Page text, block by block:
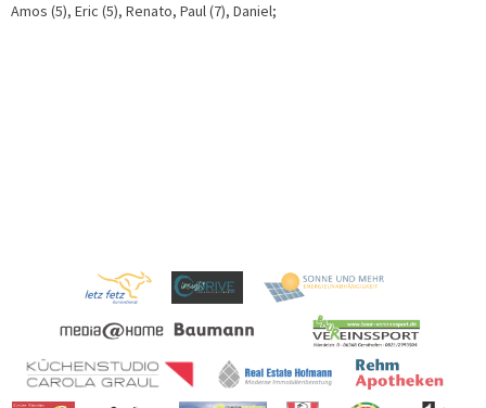
Amos (5), Eric (5), Renato, Paul (7), Daniel;